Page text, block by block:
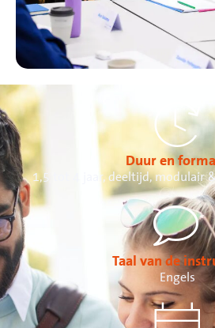
Duur en
1,5 tot 4 jaar, deeltijd, modulair
Taal van de
Engels